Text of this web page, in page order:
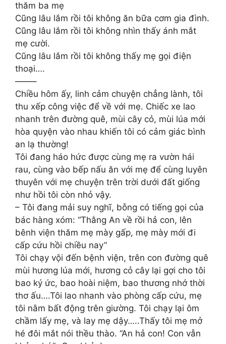
thăm ba mẹ
Cũng lâu lắm rồi tôi không ăn bữa cơm gia đình.
Cũng lâu lắm rồi tôi không nhìn thấy ánh mắt
mẹ cười.
Cũng lâu lắm rồi tôi không thấy mẹ gọi điện
thoại….
——–
Chiều hôm ấy, linh cảm chuyện chẳng lành, tôi
thu xếp công việc để về với mẹ. Chiếc xe lao
nhanh trên đường quê, mùi cây cỏ, mùi lúa mới
hòa quyện vào nhau khiến tôi có cảm giác bình
an lạ thường!
Tôi đang háo hức được cùng mẹ ra vườn hái
rau, cùng vào bếp nấu ăn với mẹ để cùng luyên
thuyên với mẹ chuyện trên trời dưới đất giống
như hồi tôi còn nhỏ vậy.
– Tôi đang mải suy nghĩ, bỗng có tiếng gọi của
bác hàng xóm: “Thằng An về rồi hả con, lên
bênh viện thăm mẹ mày gấp, mẹ mày mới đi
cấp cứu hồi chiều nay”
Tôi chạy vội đến bệnh viện, trên con đường quê
mùi hương lúa mới, hương cỏ cây lại gợi cho tôi
bao ký ức, bao hoài niệm, bao thương nhớ thời
thơ ấu….Tôi lao nhanh vào phòng cấp cứu, mẹ
tôi nằm bất động trên giường. Tôi chạy lại ôm
chầm lấy mẹ, và lay mẹ dậy…..Thấy tôi mẹ mở
hé đôi mắt nói thều thào. “An hả con! Con vẫn